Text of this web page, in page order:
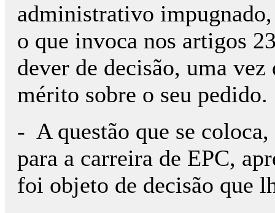
administrativo
o que invoca nos artigos
dever de decisão, uma
mérito sobre o seu pedido.
- A questão que se
para a carreira de EPC,
foi objeto de decisão que